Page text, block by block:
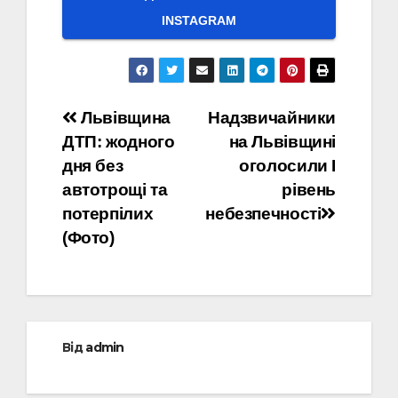
INSTAGRAM
Навігація
записів
Надзвичайники
на Львівщині
оголосили І
рівень
небезпечності
Львівщина
ДТП: жодного
дня без
автотрощі та
потерпілих
(Фото)
Відadmin